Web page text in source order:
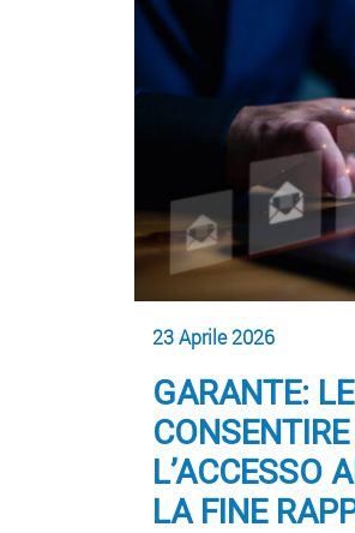
23 Aprile 2026
GARANTE:
L’ACCESSO
LA FINE